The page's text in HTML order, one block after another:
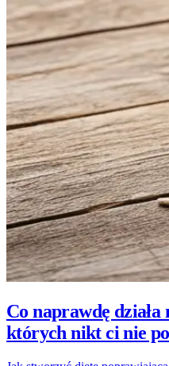
Co naprawdę
których nikt ci nie